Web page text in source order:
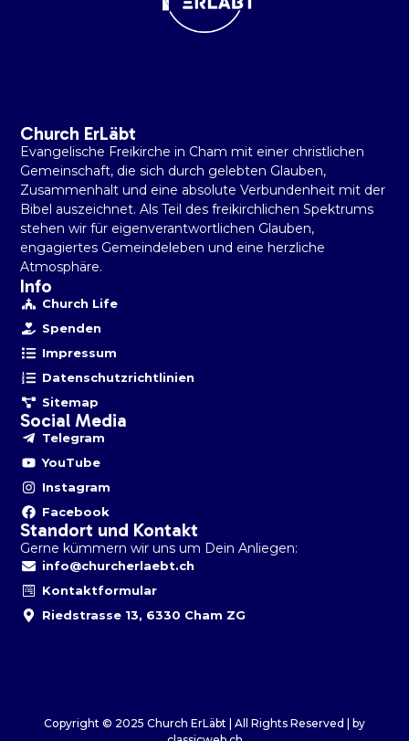
Church ErLäbt
Evangelische Freikirche in Cham mit einer christlichen
Gemeinschaft, die sich durch gelebten Glauben,
Zusammenhalt und eine absolute Verbundenheit mit der
Bibel auszeichnet. Als Teil des freikirchlichen Spektrums
stehen wir für eigenverantwortlichen Glauben,
engagiertes Gemeindeleben und eine herzliche
Atmosphäre.
Info
Church Life
Spenden
Impressum
Datenschutzrichtlinien
Sitemap
Social Media
Telegram
YouTube
Instagram
Facebook
Standort und Kontakt
Gerne kümmern wir uns um Dein Anliegen:
info@churcherlaebt.ch
Kontaktformular
Riedstrasse 13, 6330 Cham ZG
Copyright © 2025 Church ErLäbt | All Rights Reserved | by